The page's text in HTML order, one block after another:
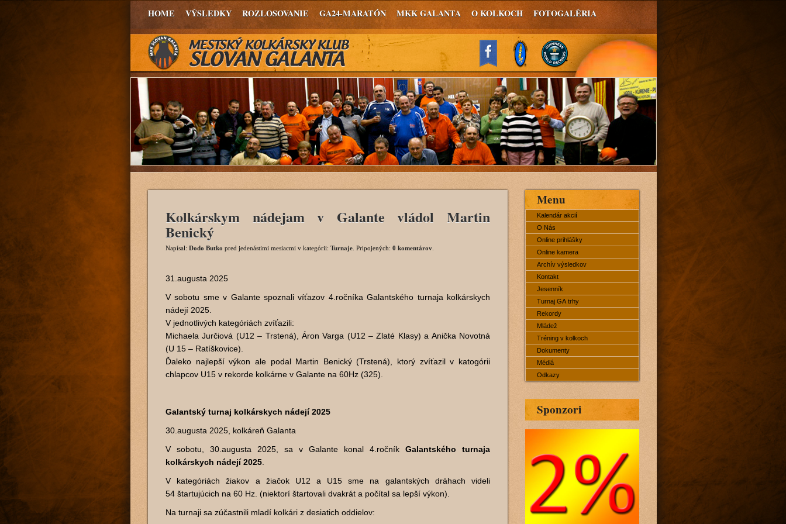
HOME VÝSLEDKY ROZLOSOVANIE GA24-MARATÓN MKK GALANTA O KOLKOCH FOTOGALÉRIA
Kolkárskym nádejam v Galante vládol Martin
Benický
Napísal: Dodo Butko pred jedenástimi mesiacmi v kategórii: Turnaje . Pripojených: 0 komentárov
31.augusta 2025
V sobotu sme v Galante spoznali víťazov 4.ročníka Galantského turnaja kolkárskych
nádejí 2025.
V jednotlivých kategóriách zvíťazili:
Michaela Jurčiová (U12 – Trstená), Áron Varga (U12 – Zlaté Klasy) a Anička Novotná
(U 15 – Ratíškovice).
Ďaleko najlepší výkon ale podal Martin Benický (Trstená), ktorý zvíťazil v katogórii
chlapcov U15 v rekorde kolkárne v Galante na 60Hz (325).
Galantský turnaj kolkárskych nádejí 2025
30.augusta 2025, kolkáreň Galanta
V sobotu, 30.augusta 2025, sa v Galante konal 4.ročník Galantského turnaja
kolkárskych nádejí 2025
V kategóriách žiakov a žiačok U12 a U15 sme na galantských dráhach videli
54 štartujúcich na 60 Hz. (niektorí štartovali dvakrát a počítal sa lepší výkon).
Na turnaji sa zúčastnili mladí kolkári z desiatich oddielov:
Menu
Kalendár akcií
O Nás
Online prihlášky
Online kamera
Archív výsledkov
Kontakt
Jesenník
Turnaj GA trhy
Rekordy
Mládež
Tréning v kolkoch
Dokumenty
Médiá
Odkazy
Sponzori